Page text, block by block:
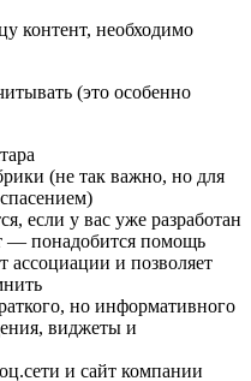
контент, необходимо
(это особенно
(не так важно, но для
если у вас уже разработан
— понадобится помощь
ассоциации и позволяет
но информативного
виджеты и
и сайт компании